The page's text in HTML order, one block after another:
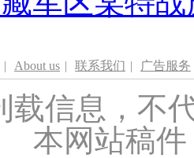
| About us | 联系我们 | 广告服务
载信息，不
本网站稿